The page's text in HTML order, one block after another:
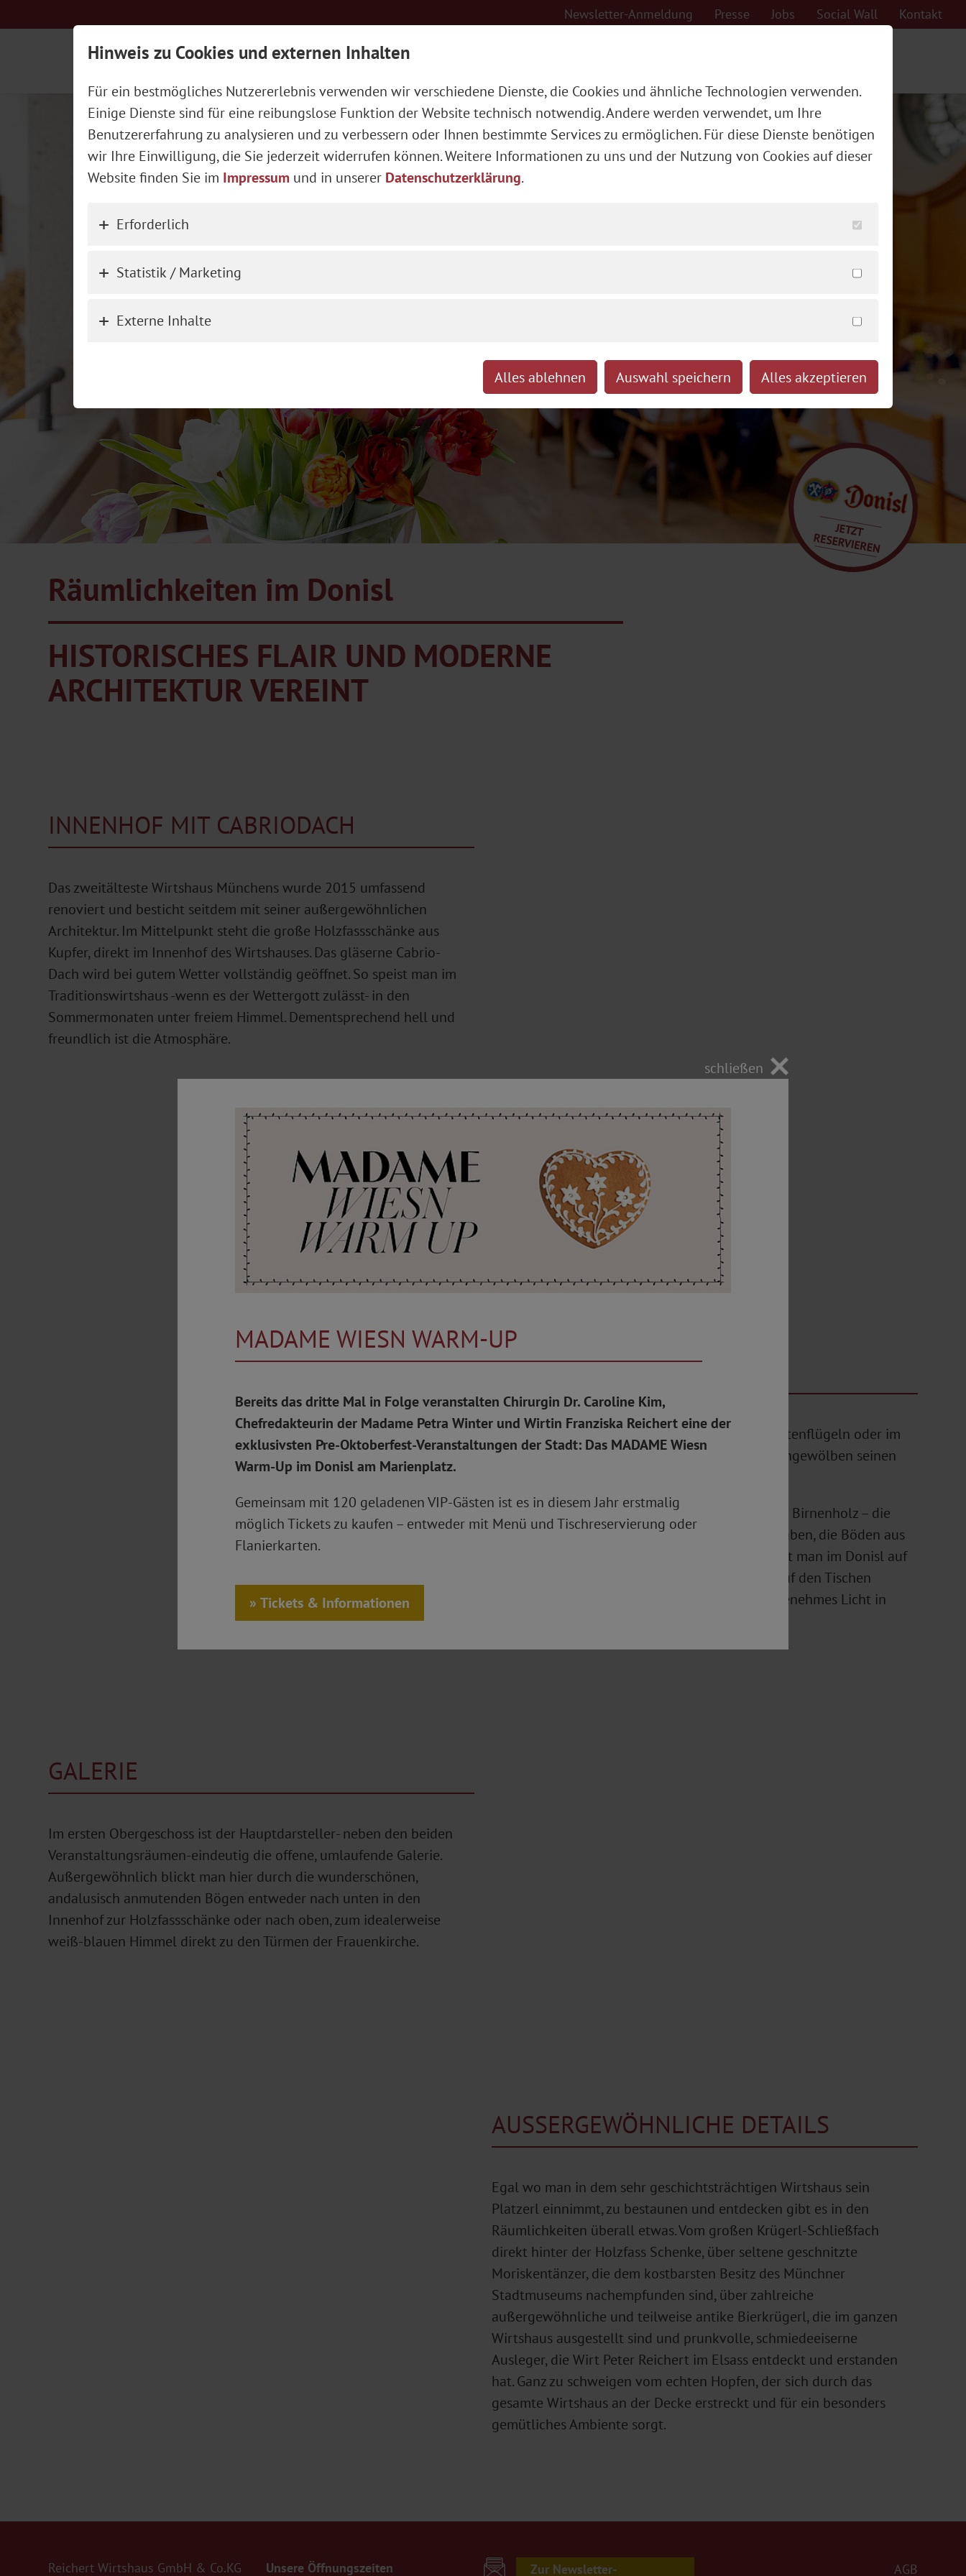
Newsletter-Anmeldung Presse Jobs Social Wall Kontakt
Unser Wirtshaus Unsere Küche Veranstaltungen
Räumlichkeiten im Donisl
HISTORISCHES FLAIR UND MODERNE
ARCHITEKTUR VEREINT
INNENHOF MIT CABRIODACH
Das zweitälteste Wirtshaus Münchens wurde 2015 umfassend
renoviert und besticht seitdem mit seiner außergewöhnlichen
Architektur. Im Mittelpunkt steht die große Holzfassschänke aus
Kupfer, direkt im Innenhof des Wirtshauses. Das gläserne Cabrio-
Dach wird bei gutem Wetter vollständig geöffnet. So speist man im
Traditionswirtshaus -wenn es der Wettergott zulässt- in den
Sommermonaten unter freiem Himmel. Dementsprechend hell und
freundlich ist die Atmosphäre.
HACKER-STÜBERL
Wer es urig-gemütlich mag, der findet in den Seitenflügeln oder im
Hacker-Stüberl in den mit Ton verputzten Tonnengewölben seinen
Die Tische und Bänke sind aus edlem Ahorn- und Birnenholz – die
mit den Jahren eine schöne Patina bekommen haben, die Böden aus
Naturstein und Eichenholz. Besonderen Wert legt man im Donisl auf
ein warmes, gemütliches Licht. Das Essen wird auf den Tischen
perfekt ausgeleuchtet, aber zudem wird ein angenehmes Licht in
GALERIE
Im ersten Obergeschoss ist der Hauptdarsteller- neben den beiden
Veranstaltungsräumen-eindeutig die offene, umlaufende Galerie.
Außergewöhnlich blickt man hier durch die wunderschönen,
andalusisch anmutenden Bögen entweder nach unten in den
Innenhof zur Holzfassschänke oder nach oben, zum idealerweise
weiß-blauen Himmel direkt zu den Türmen der Frauenkirche.
AUSSERGEWÖHNLICHE DETAILS
Egal wo man in dem sehr geschichtsträchtigen Wirtshaus sein
Platzerl einnimmt, zu bestaunen und entdecken gibt es in den
Räumlichkeiten überall etwas. Vom großen Krügerl-Schließfach
direkt hinter der Holzfass Schenke, über seltene geschnitzte
Moriskentänzer, die dem kostbarsten Besitz des Münchner
Stadtmuseums nachempfunden sind, über zahlreiche
außergewöhnliche und teilweise antike Bierkrügerl, die im ganzen
Wirtshaus ausgestellt sind und prunkvolle, schmiedeeiserne
Ausleger, die Wirt Peter Reichert im Elsass entdeckt und erstanden
hat. Ganz zu schweigen vom echten Hopfen, der sich durch das
gesamte Wirtshaus an der Decke erstreckt und für ein besonders
gemütliches Ambiente sorgt.
Reichert Wirtshaus GmbH & Co.KG Unsere Öffnungszeiten Zur Newsletter- AGB
schließen
MADAME WIESN WARM-UP
Bereits das dritte Mal in Folge veranstalten Chirurgin Dr. Caroline Kim,
Chefredakteurin der Madame Petra Winter und Wirtin Franziska Reichert eine der
exklusivsten Pre-Oktoberfest-Veranstaltungen der Stadt: Das MADAME Wiesn
Warm-Up im Donisl am Marienplatz.
Gemeinsam mit 120 geladenen VIP-Gästen ist es in diesem Jahr erstmalig
möglich Tickets zu kaufen – entweder mit Menü und Tischreservierung oder
Flanierkarten.
Tickets & Informationen
Hinweis zu Cookies und externen Inhalten
Für ein bestmögliches Nutzererlebnis verwenden wir verschiedene Dienste, die Cookies und ähnliche Technologien verwenden.
Einige Dienste sind für eine reibungslose Funktion der Website technisch notwendig. Andere werden verwendet, um Ihre
Benutzererfahrung zu analysieren und zu verbessern oder Ihnen bestimmte Services zu ermöglichen. Für diese Dienste benötigen
wir Ihre Einwilligung, die Sie jederzeit widerrufen können. Weitere Informationen zu uns und der Nutzung von Cookies auf dieser
Website finden Sie im Impressum und in unserer Datenschutzerklärung.
Erforderlich
Statistik / Marketing
Externe Inhalte
Alles ablehnen Auswahl speichern Alles akzeptieren